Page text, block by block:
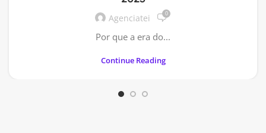
Agenciatei 0
Por que a era do...
Continue Reading